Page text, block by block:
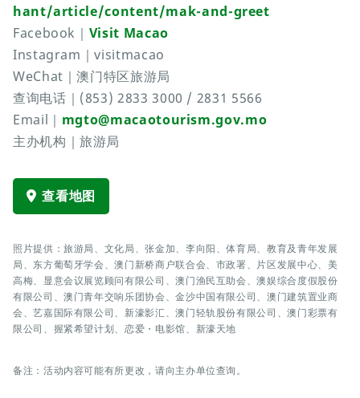
hant/article/content/mak-and-greet
Facebook｜ Visit Macao
Instagram｜visitmacao
WeChat｜澳门特区旅游局
查询电话｜(853) 2833 3000 / 2831 5566
Email｜ mgto@macaotourism.gov.mo
主办机构｜旅游局
查看地图
照片提供：旅游局、文化局、张金加、李向阳、体育局、教育及青年发展
局、东方葡萄牙学会、澳门新桥商户联合会、市政署、片区发展中心、美
高梅、显意会议展览顾问有限公司、澳门渔民互助会、澳娱综合度假股份
有限公司、澳门青年交响乐团协会、金沙中国有限公司、澳门建筑置业商
会、艺嘉国际有限公司、新濠影汇、澳门轻轨股份有限公司、澳门彩票有
限公司、握紧希望计划、恋爱・电影馆、新濠天地
备注：活动内容可能有所更改，请向主办单位查询。